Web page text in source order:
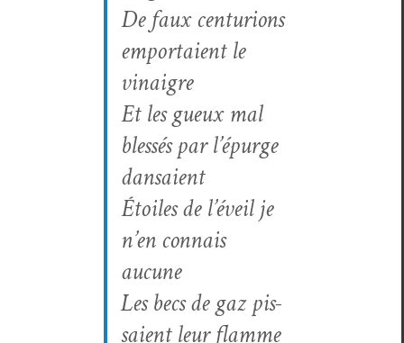
De faux cen­tu­ri­ons
empor­taient le
vinaigre
Et les gueux mal
blessés par l’épurge
dansaient
Étoiles de l’éveil je
n’en con­nais
aucune
Les becs de gaz pis­
saient leur flamme